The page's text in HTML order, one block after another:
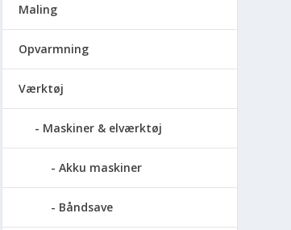
Maling
Opvarmning
Værktøj
Maskiner & elværktøj
Akku maskiner
Båndsave